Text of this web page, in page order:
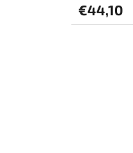
je
5,0
€44,10